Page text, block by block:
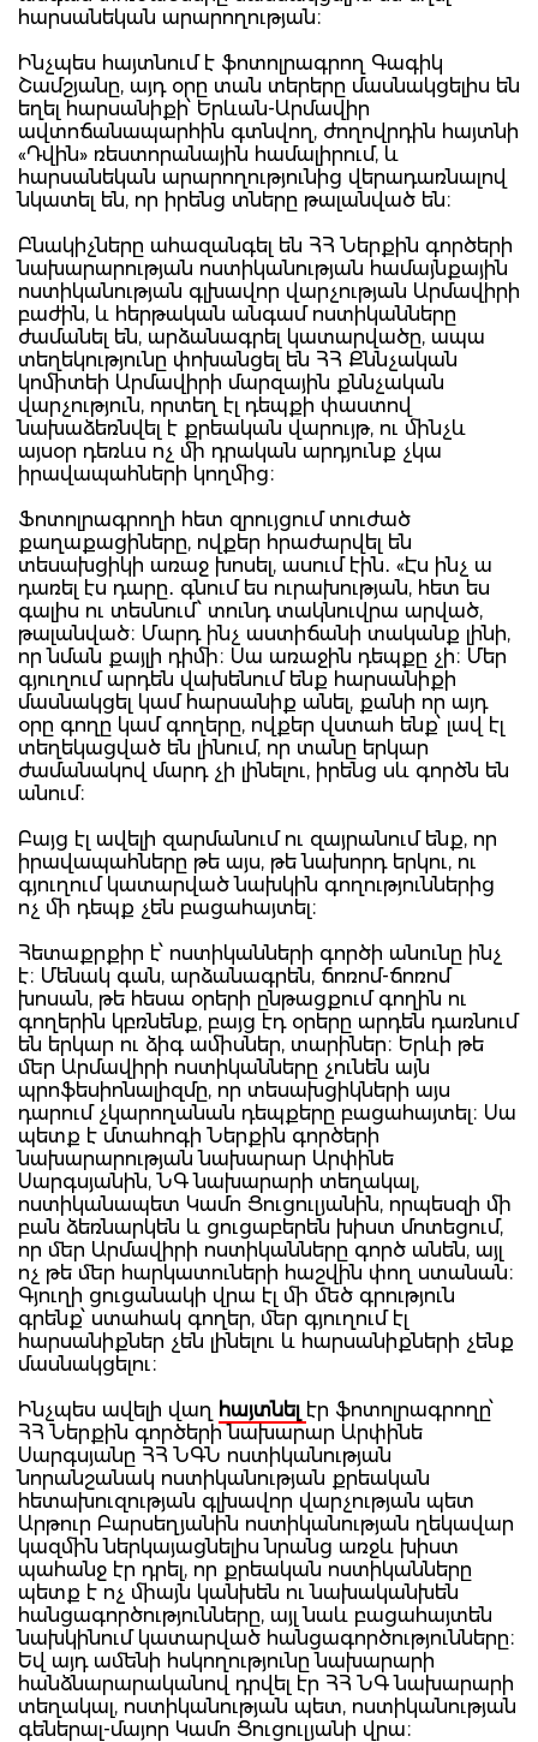
հարսանեկան արարողության։
Ինչպես հայտնում է ֆոտոլրագրող Գագիկ
Շամշյանը, այդ օրը տան տերերը մասնակցելիս են
եղել հարսանիքի՝ Երևան-Արմավիր
ավտոճանապարհին գտնվող, ժողովրդին հայտնի
«Դվին» ռեստորանային համալիրում, և
հարսանեկան արարողությունից վերադառնալով
նկատել են, որ իրենց տները թալանված են։
Բնակիչները ահազանգել են ՀՀ Ներքին գործերի
նախարարության ոստիկանության համայնքային
ոստիկանության գլխավոր վարչության Արմավիրի
բաժին, և հերթական անգամ ոստիկանները
ժամանել են, արձանագրել կատարվածը, ապա
տեղեկությունը փոխանցել են ՀՀ Քննչական
կոմիտեի Արմավիրի մարզային քննչական
վարչություն, որտեղ էլ դեպքի փաստով
նախաձեռնվել է քրեական վարույթ, ու մինչև
այսօր դեռևս ոչ մի դրական արդյունք չկա
իրավապահների կողմից։
Ֆոտոլրագրողի հետ զրույցում տուժած
քաղաքացիները, ովքեր հրաժարվել են
տեսախցիկի առաջ խոսել, ասում էին․ «Էս ինչ ա
դառել էս դարը․ գնում ես ուրախության, հետ ես
գալիս ու տեսնում՝ տունդ տակնուվրա արված,
թալանված։ Մարդ ինչ աստիճանի տականք լինի,
որ նման քայլի դիմի։ Սա առաջին դեպքը չի։ Մեր
գյուղում արդեն վախենում ենք հարսանիքի
մասնակցել կամ հարսանիք անել, քանի որ այդ
օրը գողը կամ գողերը, ովքեր վստահ ենք՝ լավ էլ
տեղեկացված են լինում, որ տանը երկար
ժամանակով մարդ չի լինելու, իրենց սև գործն են
անում։
Բայց էլ ավելի զարմանում ու զայրանում ենք, որ
իրավապահները թե այս, թե նախորդ երկու, ու
գյուղում կատարված նախկին գողություններից
ոչ մի դեպք չեն բացահայտել։
Հետաքրքիր է՝ ոստիկանների գործի անունը ինչ
է։ Մենակ գան, արձանագրեն, ճոռոմ-ճոռոմ
խոսան, թե հեսա օրերի ընթացքում գողին ու
գողերին կբռնենք, բայց էդ օրերը արդեն դառնում
են երկար ու ձիգ ամիսներ, տարիներ։ Երևի թե
մեր Արմավիրի ոստիկանները չունեն այն
պրոֆեսիոնալիզմը, որ տեսախցիկների այս
դարում չկարողանան դեպքերը բացահայտել։ Սա
պետք է մտահոգի Ներքին գործերի
նախարարության նախարար Արփինե
Սարգսյանին, ՆԳ նախարարի տեղակալ,
ոստիկանապետ Կամո Ցուցուլյանին, որպեսզի մի
բան ձեռնարկեն և ցուցաբերեն խիստ մոտեցում,
որ մեր Արմավիրի ոստիկանները գործ անեն, այլ
ոչ թե մեր հարկատուների հաշվին փող ստանան։
Գյուղի ցուցանակի վրա էլ մի մեծ գրություն
գրենք՝ ստահակ գողեր, մեր գյուղում էլ
հարսանիքներ չեն լինելու և հարսանիքների չենք
մասնակցելու։
Ինչպես ավելի վաղ հայտնել էր ֆոտոլրագրողը՝
ՀՀ Ներքին գործերի նախարար Արփինե
Սարգսյանը ՀՀ ՆԳՆ ոստիկանության
նորանշանակ ոստիկանության քրեական
հետախուզության գլխավոր վարչության պետ
Արթուր Բարսեղյանին ոստիկանության ղեկավար
կազմին ներկայացնելիս նրանց առջև խիստ
պահանջ էր դրել, որ քրեական ոստիկանները
պետք է ոչ միայն կանխեն ու նախականխեն
հանցագործությունները, այլ նաև բացահայտեն
նախկինում կատարված հանցագործությունները։
Եվ այդ ամենի հսկողությունը նախարարի
հանձնարարականով դրվել էր ՀՀ ՆԳ նախարարի
տեղակալ, ոստիկանության պետ, ոստիկանության
գեներալ-մայոր Կամո Ցուցուլյանի վրա։